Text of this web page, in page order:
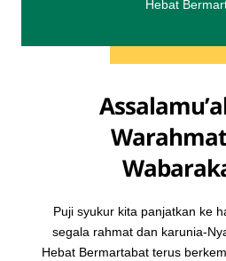
Hebat
Puji syukur kita panjatkan ke
segala rahmat dan karunia-
Hebat Bermartabat terus